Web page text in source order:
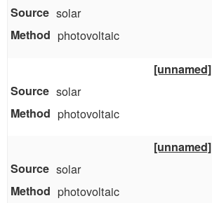
solar
photovoltaic
[unnamed]
solar
photovoltaic
[unnamed]
solar
photovoltaic